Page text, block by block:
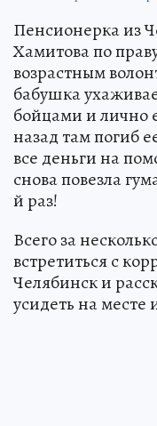
Пенсионерка из
Хамитова по
возрастным
бабушка
бойцами и лично
назад там погиб
все деньги на
снова повезла
й раз!
Всего за
встретиться с
Челябинск и
усидеть на месте